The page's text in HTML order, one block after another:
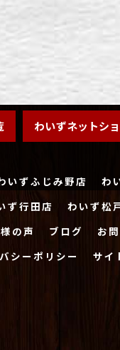
わいずネットシ
いずふじみ野店
わ
ず行田店 わいず松
の声 ブログ
お
シーポリシー サイ